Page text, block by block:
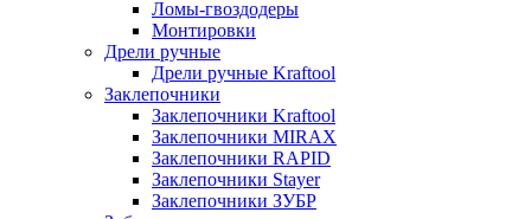
Ломы-гвоздодеры
Монтировки
Дрели ручные
Дрели ручные Kraftool
Заклепочники
Заклепочники Kraftool
Заклепочники MIRAX
Заклепочники RAPID
Заклепочники Stayer
Заклепочники ЗУБР